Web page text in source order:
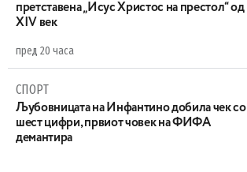
претставена „Исус Христос на престол“ од
XIV век
пред 20 часа
СПОРТ
Љубовницата на Инфантино добила чек со
шест цифри, првиот човек на ФИФА
демантира